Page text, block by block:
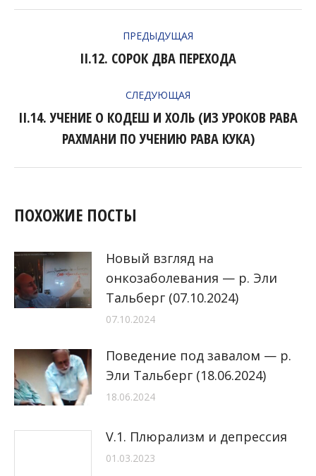
ПРЕДЫДУЩАЯ
Предыдущая
II.12. СОРОК ДВА ПЕРЕХОДА
СЛЕДУЮЩАЯ
Следующая
запись:
II.14. УЧЕНИЕ О КОДЕШ И ХОЛЬ (ИЗ УРОКОВ РАВА
РАХМАНИ ПО УЧЕНИЮ РАВА КУКА)
ПОХОЖИЕ ПОСТЫ
Новый взгляд на
онкозаболевания — р. Эли
Тальберг (07.10.2024)
07.10.2024
Поведение под завалом — р.
Эли Тальберг (18.06.2024)
18.06.2024
V.1. Плюрализм и депрессия
01.03.2023